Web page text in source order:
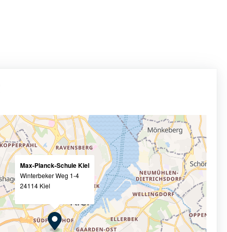
Max-Planck-Schule Kiel
Winterbeker Weg 1-4
24114 Kiel